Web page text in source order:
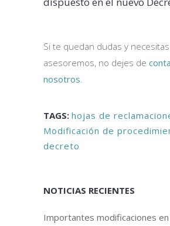
Si te quedan dudas y
asesoremos, no dejes de
nosotros.
TAGS: hojas de
Modificación de
decreto
NOTICIAS RECIENTES
Importantes modificaciones